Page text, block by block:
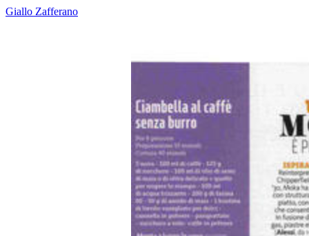
Giallo Zafferano